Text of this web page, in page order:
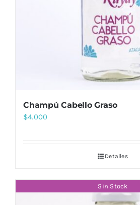
Champú Cabello Graso
$4.000
Detalles
Sin Stock